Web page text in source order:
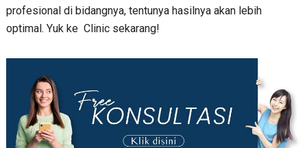
profesional di bidangnya, tentunya hasilnya akan lebih
optimal. Yuk ke Clinic sekarang!